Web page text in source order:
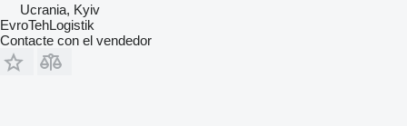
Ucrania, Kyiv
EvroTehLogistik
Contacte con el vendedor